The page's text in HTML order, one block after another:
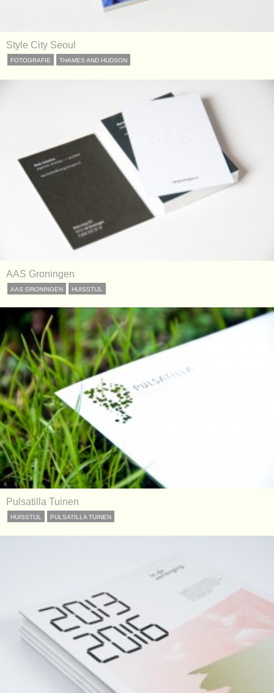
Style City Seoul
FOTOGRAFIE THAMES AND HUDSON
AAS Groningen
AAS GRONINGEN HUISSTIJL
Pulsatilla Tuinen
HUISSTIJL PULSATILLA TUINEN